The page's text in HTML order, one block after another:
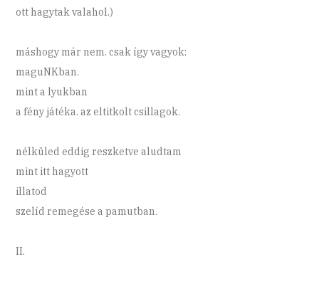
ott hagytak valahol.)
máshogy már nem. csak így vagyok:
maguNKban.
mint a lyukban
a fény játéka. az eltitkolt csillagok.
nélküled eddig reszketve aludtam
mint itt hagyott
illatod
szelíd remegése a pamutban.
II.